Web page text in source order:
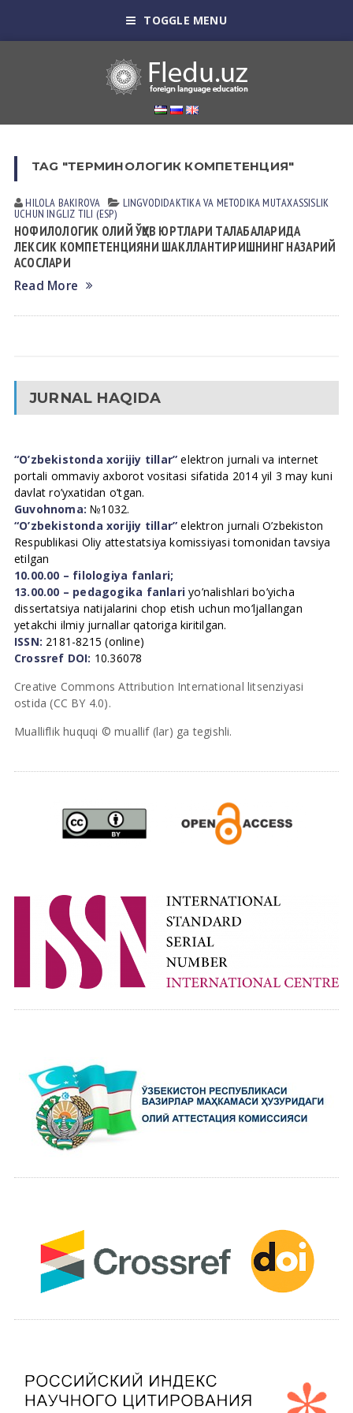
TOGGLE MENU
TAG "ТЕРМИНОЛОГИК КОМПЕТЕНЦИЯ"
HILOLA BАKIROVА LINGVODIDАKTIKА VА METODIKА MUTАXАSSISLIK
UCHUN INGLIZ TILI (ESP)
НОФИЛОЛОГИК ОЛИЙ ЎҚУВ ЮРТЛАРИ ТАЛАБАЛАРИДА
ЛЕКСИК КОМПЕТЕНЦИЯНИ ШАКЛЛАНТИРИШНИНГ НАЗАРИЙ
АСОСЛАРИ
Read More
JURNAL HAQIDA
“O’zbekistonda xorijiy tillar” elektron jurnali va internet
portali ommaviy axborot vositasi sifatida 2014 yil 3 may kuni
davlat ro’yxatidan o’tgan.
Guvohnoma: №1032.
“O’zbekistonda xorijiy tillar” elektron jurnali O’zbekiston
Respublikasi Oliy attestatsiya komissiyasi tomonidan tavsiya
etilgan
10.00.00 – filologiya fanlari;
13.00.00 – pedagogika fanlari yo’nalishlari bo’yicha
dissertatsiya natijalarini chop etish uchun mo’ljallangan
yetakchi ilmiy jurnallar qatoriga kiritilgan.
ISSN: 2181-8215 (online)
Crossref DOI: 10.36078
Creative Commons Attribution International litsenziyasi
ostida (CC BY 4.0).
Mualliflik huquqi © muallif (lar) ga tegishli.